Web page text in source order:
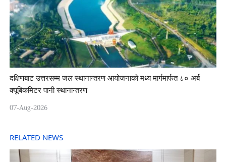
दक्षिणबाट उत्तरसम्म जल स्थानान्तरण आयोजनाको मध्य मार्गमार्फत ८० अर्ब
क्यूबिकमिटर पानी स्थानान्तरण
07-Aug-2026
RELATED NEWS